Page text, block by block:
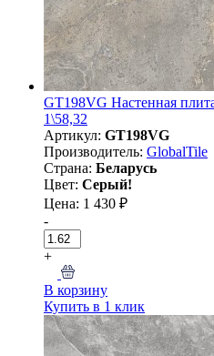
GT198VG Настенная
1\58,32
Артикул: GT198VG
Производитель: GlobalTile
Страна: Беларусь
Цвет: Серый!
Цена: 1 430 ₽
-
+
В корзину
Купить в 1 клик